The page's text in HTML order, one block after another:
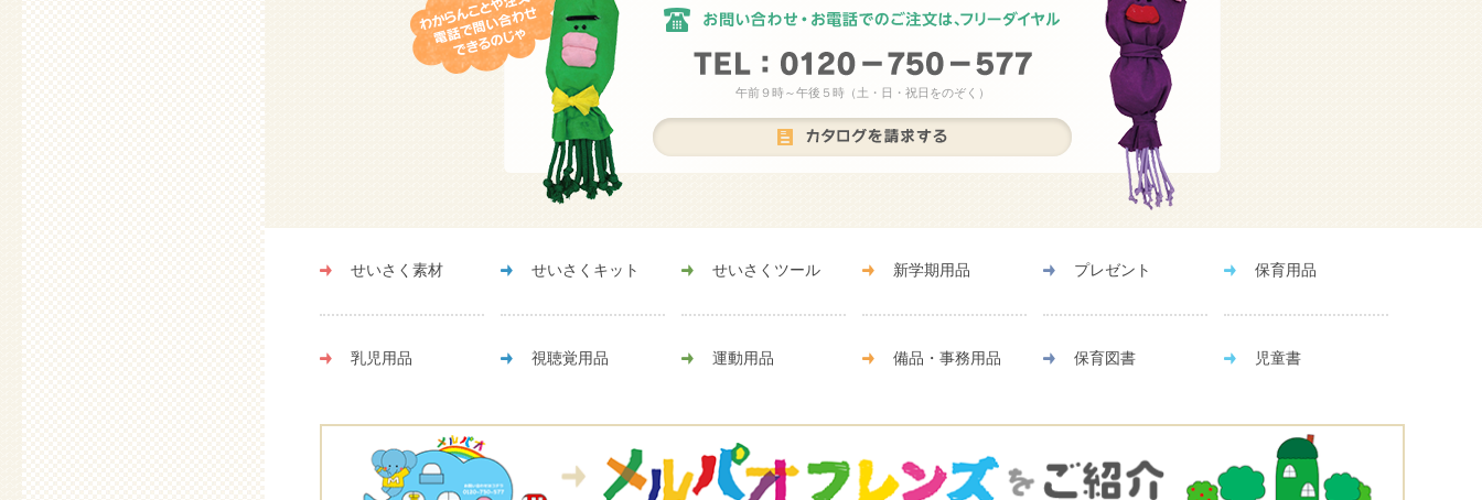
午前９時～午後５時（土・日・祝日をのぞく）
せいさく素材 せいさくキット せいさくツール 新学期用品 プレゼント 保育用品
乳児用品 視聴覚用品 運動用品 備品・事務用品 保育図書 児童書